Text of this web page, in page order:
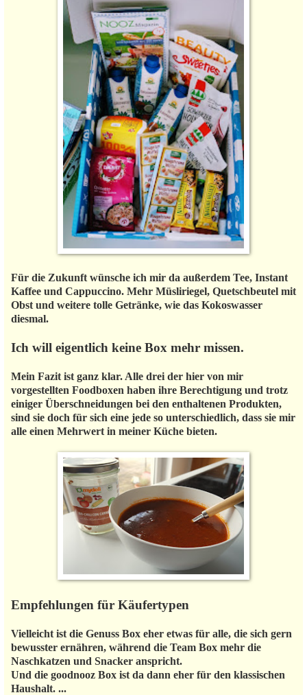
Für die Zukunft wünsche ich mir da außerdem Tee, Instant
Kaffee und Cappuccino. Mehr Müsliriegel, Quetschbeutel mit
Obst und weitere tolle Getränke, wie das Kokoswasser
diesmal.
Ich will eigentlich keine Box mehr missen.
Mein Fazit ist ganz klar. Alle drei der hier von mir
vorgestellten Foodboxen haben ihre Berechtigung und trotz
einiger Überschneidungen bei den enthaltenen Produkten,
sind sie doch für sich eine jede so unterschiedlich, dass sie mir
alle einen Mehrwert in meiner Küche bieten.
Empfehlungen für Käufertypen
Vielleicht ist die Genuss Box eher etwas für alle, die sich gern
bewusster ernähren, während die Team Box mehr die
Naschkatzen und Snacker anspricht.
Und die goodnooz Box ist da dann eher für den klassischen
Haushalt. ...